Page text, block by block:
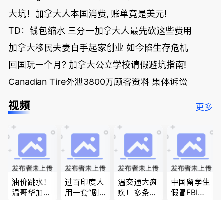
大坑！加拿大人本国消费, 账单竟是美元!
TD：钱包缩水 三分一加拿大人最先砍这些费用
加拿大移民夫妻白手起家创业 如今陷生存危机
回国玩一个月? 加拿大公立学校请假避坑指南!
Canadian Tire外泄3800万顾客资料 集体诉讼
视频 更多
油价跳水！
温哥华加油
过百印度人
用一套“剧
温交通大瘫
痪！多条主
中国留学生
假冒FBI上